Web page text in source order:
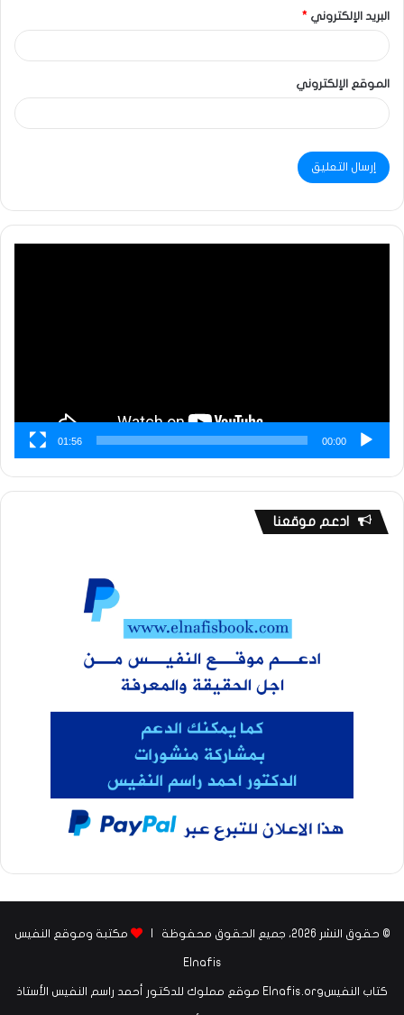
البريد الإلكتروني *
الموقع الإلكتروني
00:00
01:56
ادعم موقعنا
© حقوق النشر 2026، جميع الحقوق محفوظة | مكتبة وموقع النفيس
Elnafis
كتاب النفيسElnafis.org موقع مملوك للدكتور أحمد راسم النفيس الأستاذ